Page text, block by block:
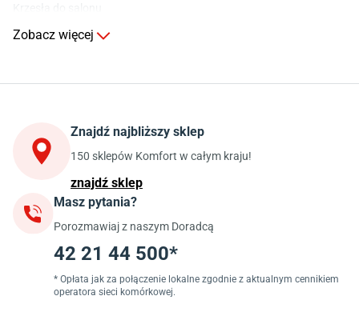
Stoły do kuchni
Szafki kuchenne wiszące (górne)
Szafki pod zlewozmywak
Blaty kuchenne laminowane
Jadalnia
Stoły do jadalni
Krzesła do jadalni
Dywany szare
Lampy w stylu loftowym
Lampy wiszące do jadalni
Zobacz więcej
Znajdź najbliższy sklep
150 sklepów Komfort w całym kraju!
znajdź sklep
Masz pytania?
Porozmawiaj z naszym Doradcą
42 21 44 500*
* Opłata jak za połączenie lokalne zgodnie z aktualnym cennikiem
operatora sieci komórkowej.